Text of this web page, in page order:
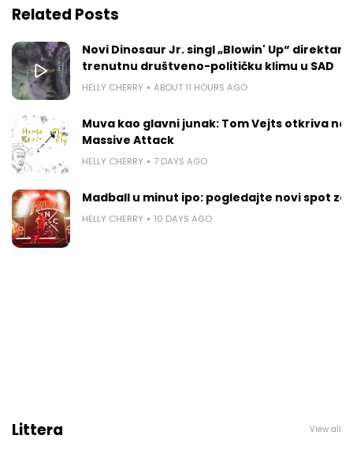
Related Posts
Novi Dinosaur Jr. singl „Blowin' Up“
trenutnu društveno-političku klimu u SAD
HELLY CHERRY ABOUT 11 HOURS AGO
Muva kao glavni junak: Tom Vejts otkriva
Massive Attack
HELLY CHERRY 7 DAYS AGO
Madball u minut ipo: pogledajte novi spot za
HELLY CHERRY 10 DAYS AGO
Littera View all